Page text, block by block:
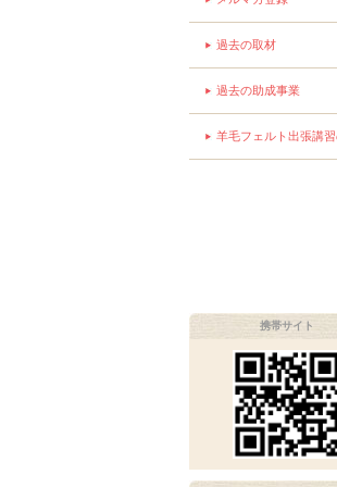
過去の取材
過去の助成事業
羊毛フェルト出張講
携帯サイト